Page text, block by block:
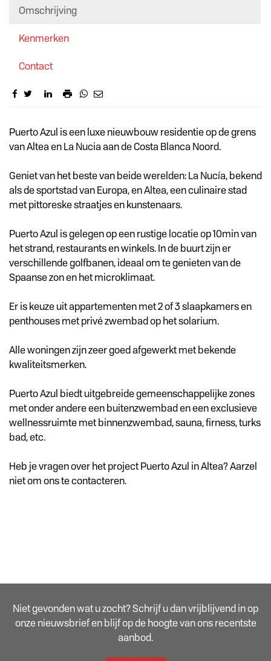
Omschrijving
Kenmerken
Contact
Omschrijving
Puerto Azul is een luxe nieuwbouw residentie op de grens
van Altea en La Nucia aan de Costa Blanca Noord.
Geniet van het beste van beide werelden: La Nucía, bekend
als de sportstad van Europa, en Altea, een culinaire stad
met pittoreske straatjes en kunstenaars.
Puerto Azul is gelegen op een rustige locatie op 10min van
het strand, restaurants en winkels. In de buurt zijn er
verschillende golfbanen, ideaal om te genieten van de
Spaanse zon en het microklimaat.
Er is keuze uit appartementen met 2 of 3 slaapkamers en
penthouses met privé zwembad op het solarium.
Alle woningen zijn zeer goed afgewerkt met bekende
kwaliteitsmerken.
Puerto Azul biedt uitgebreide gemeenschappelijke zones
met onder andere een buitenzwembad en een exclusieve
wellnessruimte met binnenzwembad, sauna, firness, turks
bad, etc.
Heb je vragen over het project Puerto Azul in Altea? Aarzel
niet om ons te contacteren.
Niet gevonden wat u zocht? Schrijf u dan vrijblijvend in op
onze nieuwsbrief en blijf op de hoogte van ons recentste
aanbod.